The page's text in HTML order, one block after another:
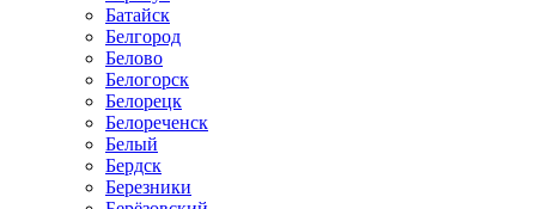
Батайск
Белгород
Белово
Белогорск
Белорецк
Белореченск
Белый
Бердск
Березники